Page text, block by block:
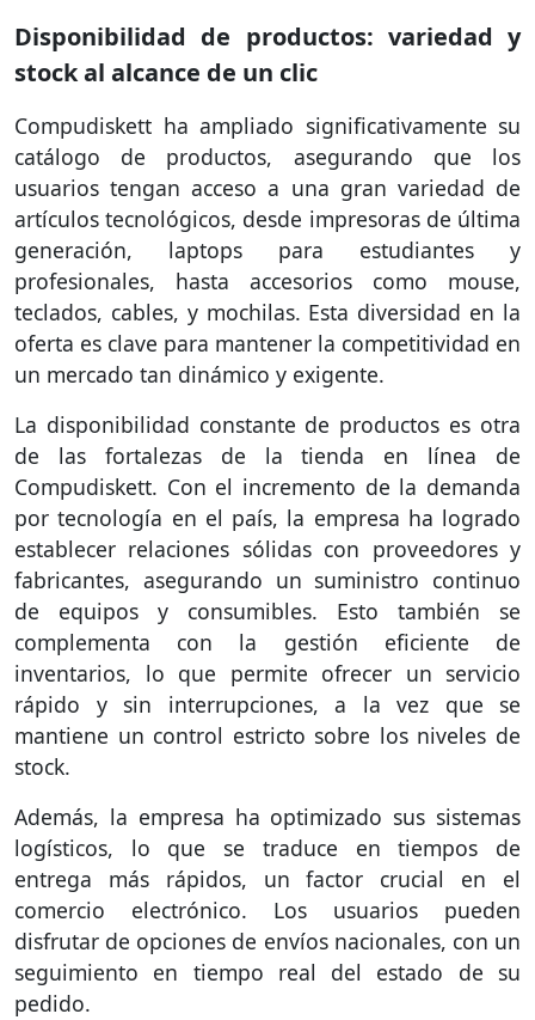
Disponibilidad de productos: variedad y
stock al alcance de un clic
Compudiskett ha ampliado significativamente su
catálogo de productos, asegurando que los
usuarios tengan acceso a una gran variedad de
artículos tecnológicos, desde impresoras de última
generación, laptops para estudiantes y
profesionales, hasta accesorios como mouse,
teclados, cables, y mochilas. Esta diversidad en la
oferta es clave para mantener la competitividad en
un mercado tan dinámico y exigente.
La disponibilidad constante de productos es otra
de las fortalezas de la tienda en línea de
Compudiskett. Con el incremento de la demanda
por tecnología en el país, la empresa ha logrado
establecer relaciones sólidas con proveedores y
fabricantes, asegurando un suministro continuo
de equipos y consumibles. Esto también se
complementa con la gestión eficiente de
inventarios, lo que permite ofrecer un servicio
rápido y sin interrupciones, a la vez que se
mantiene un control estricto sobre los niveles de
stock.
Además, la empresa ha optimizado sus sistemas
logísticos, lo que se traduce en tiempos de
entrega más rápidos, un factor crucial en el
comercio electrónico. Los usuarios pueden
disfrutar de opciones de envíos nacionales, con un
seguimiento en tiempo real del estado de su
pedido.